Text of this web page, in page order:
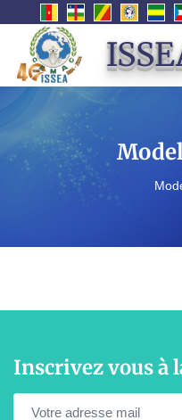
Inscrivez vous à